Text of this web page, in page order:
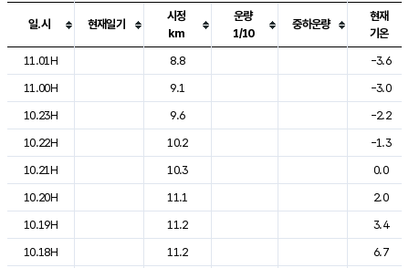
도시별 기상실황표로 지점, 날씨, 기온, 강수, 바람, 기압등을 안내한 표입
일.시 현재일기
시정
km
운량
1/10
중하운량
현재
기온
11.01H
8.8
-3.6
11.00H
9.1
-3.0
10.23H
9.6
-2.2
10.22H
10.2
-1.3
10.21H
10.3
0.0
10.20H
11.1
2.0
10.19H
11.2
3.4
10.18H
11.2
6.7